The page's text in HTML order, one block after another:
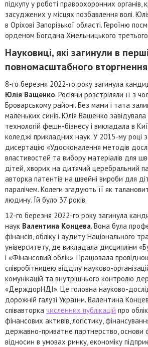
підкупу у роботі правоохоронних органів,
засуджених у місцях позбавлення волі.
в Оріхові Запорізької області. Героїню
орденом Богдана Хмельницького
Науковиці, які загинули в
повномасштабного вторгнення
8-го березня 2022-го року загинула
Юлія Ващенко. Росіяни розстріляли її з
Броварському районі. Без мами і тата
маленьких синів. Юлія Ващенко
технологій фешн-бізнесу і викладала в
коледжі прикладних наук. У 2015-му році
дисертацію «Удосконалення методів
властивостей та вибору матеріалів для
дітей, хворих на дитячий церебральний
авторка патентів на швейні вироби для
паралічем. Колеги згадують її як
людину. Їй було 37 років.
12-го березня 2022-го року загинула
наук Валентина Концева. Вона була
фінансів, обліку і аудиту Національного
університету, де викладала дисципліни
і «Фінансовий облік». Працювала
співробітницею відділу науково-
комунікацій та внутрішнього контролю
«ДерждорНДІ». Це головна науково-
дорожній галузі України. Валентина
співавторка численних публікацій про
фінансових активів, логістику,
державно-приватне партнерство, основи
відносин в умовах ринку, економіку